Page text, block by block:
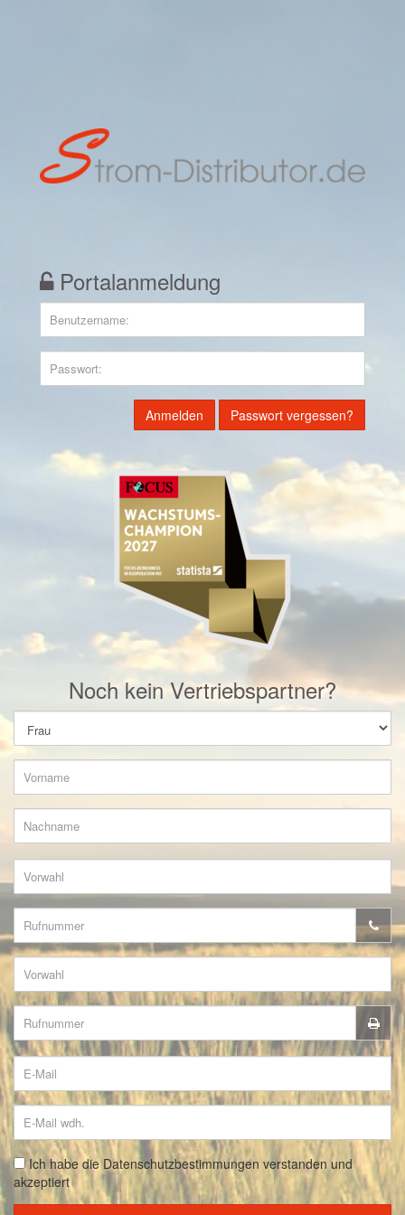
Portalanmeldung
Passwort vergessen?
Noch kein Vertriebspartner?
Ich habe die Datenschutzbestimmungen verstanden und
akzeptiert